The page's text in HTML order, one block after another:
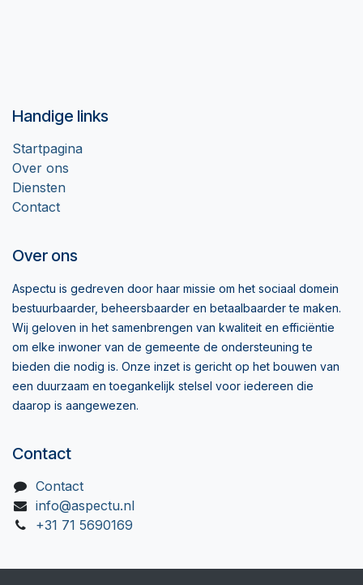
Handige links
Startpagina
Over ons
Diensten
Contact
Over ons
Aspectu is gedreven door haar missie om het sociaal domein
bestuurbaarder, beheersbaarder en betaalbaarder te maken.
Wij geloven in het samenbrengen van kwaliteit en efficiëntie
om elke inwoner van de gemeente de ondersteuning te
bieden die nodig is. Onze inzet is gericht op het bouwen van
een duurzaam en toegankelijk stelsel voor iedereen die
daarop is aangewezen.
Contact
Contact
info@aspectu.nl
+31 71 5690169